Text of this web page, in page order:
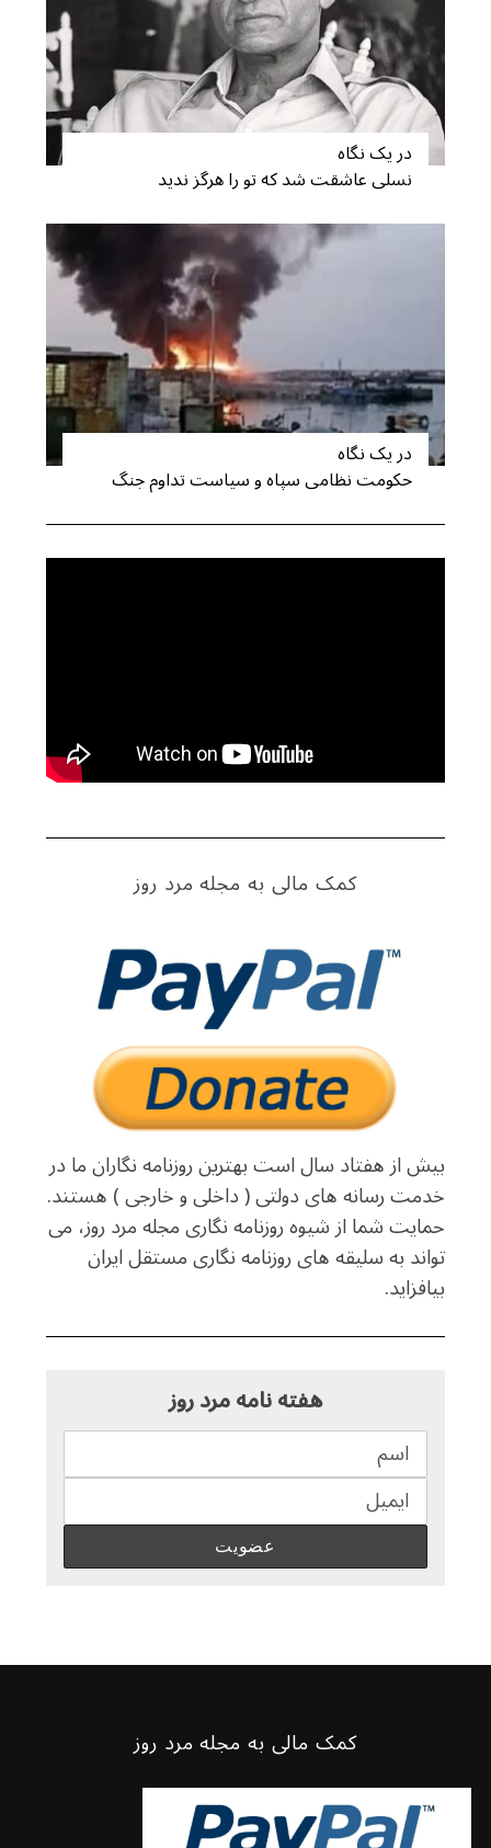
در یک نگاه
نسلی عاشقت شد که تو را هرگز ندید
در یک نگاه
حکومت نظامی سپاه و سیاست تداوم جنگ
کمک مالی به مجله مرد روز
بیش از هفتاد سال است بهترین روزنامه نگاران ما در
خدمت رسانه های دولتی ( داخلی و خارجی ) هستند.
حمایت شما از شیوه روزنامه نگاری مجله مرد روز، می
تواند به سلیقه های روزنامه نگاری مستقل ایران
بیافزاید.
هفته نامه مرد روز
کمک مالی به مجله مرد روز
S
e
a
r
c
h
f